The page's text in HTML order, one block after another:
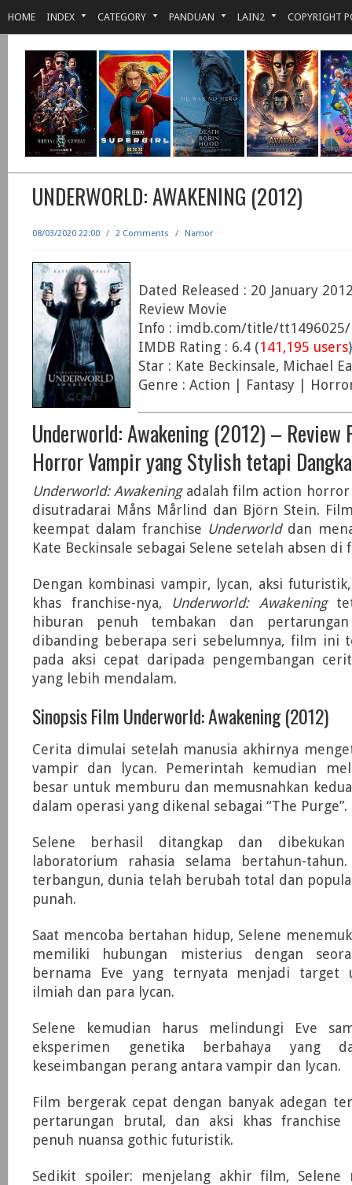
HOME INDEX CATEGORY PANDUAN LAIN2 COPYRIGHT
UNDERWORLD: AWAKENING (2012)
08/03/2020 22:00 / 2 Comments / Namor
Dated Released : 20 January
Review Movie
Info : imdb.com/title/tt1496025/
IMDB Rating : 6.4 (141,195 users)
Star : Kate Beckinsale, Michael
Genre : Action | Fantasy |
Underworld: Awakening (2012) – Review
Horror Vampir yang Stylish tetapi
Underworld: Awakeningadalah film action horror
disutradarai Måns Mårlind dan Björn Stein.
keempat dalam franchise Underworlddan
Kate Beckinsale sebagai Selene setelah absen
Dengan kombinasi vampir, lycan, aksi
khas franchise-nya, Underworld: Awakening
hiburan penuh tembakan dan
dibanding beberapa seri sebelumnya, film ini
pada aksi cepat daripada pengembangan
yang lebih mendalam.
Sinopsis Film Underworld: Awakening (2012)
Cerita dimulai setelah manusia akhirnya
vampir dan lycan. Pemerintah kemudian
besar untuk memburu dan memusnahkan
dalam operasi yang dikenal sebagai “The Purge”.
Selene berhasil ditangkap dan
laboratorium rahasia selama bertahun-
terbangun, dunia telah berubah total dan
punah.
Saat mencoba bertahan hidup, Selene
memiliki hubungan misterius dengan
bernama Eve yang ternyata menjadi target
ilmiah dan para lycan.
Selene kemudian harus melindungi Eve
eksperimen genetika berbahaya yang
keseimbangan perang antara vampir dan lycan.
Film bergerak cepat dengan banyak adegan
pertarungan brutal, dan aksi khas franchise
penuh nuansa gothic futuristik.
Sedikit spoiler: menjelang akhir film, Selene